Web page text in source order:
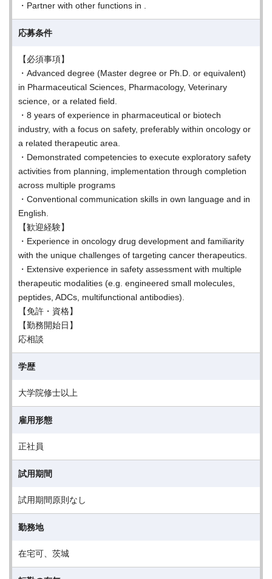
・Partner with other functions in .
応募条件
【必須事項】
・Advanced degree (Master degree or Ph.D. or equivalent)
in Pharmaceutical Sciences, Pharmacology, Veterinary
science, or a related field.
・8 years of experience in pharmaceutical or biotech
industry, with a focus on safety, preferably within oncology or
a related therapeutic area.
・Demonstrated competencies to execute exploratory safety
activities from planning, implementation through completion
across multiple programs
・Conventional communication skills in own language and in
English.
【歓迎経験】
・Experience in oncology drug development and familiarity
with the unique challenges of targeting cancer therapeutics.
・Extensive experience in safety assessment with multiple
therapeutic modalities (e.g. engineered small molecules,
peptides, ADCs, multifunctional antibodies).
【免許・資格】
【勤務開始日】
応相談
学歴
大学院修士以上
雇用形態
正社員
試用期間
試用期間原則なし
勤務地
在宅可、茨城